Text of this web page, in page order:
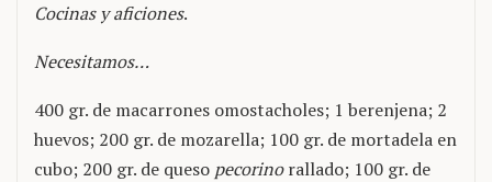
Cocinas y aficiones.
Necesitamos…
400 gr. de macarrones omostacholes; 1 berenjena; 2
huevos; 200 gr. de mozarella; 100 gr. de mortadela en
cubo; 200 gr. de queso pecorinorallado; 100 gr. de